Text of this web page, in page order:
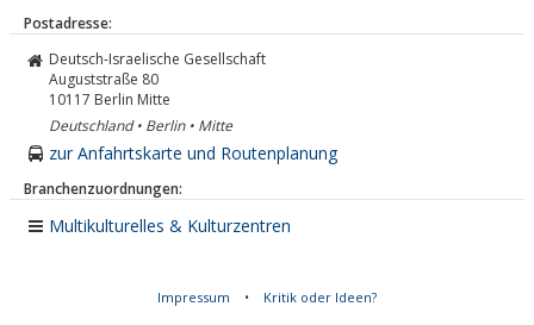
Postadresse:
Deutsch-Israelische Gesellschaft
Auguststraße 80
10117 Berlin Mitte
Deutschland • Berlin • Mitte
zur Anfahrtskarte und Routenplanung
Branchenzuordnungen:
Multikulturelles & Kulturzentren
Impressum • Kritik oder Ideen?